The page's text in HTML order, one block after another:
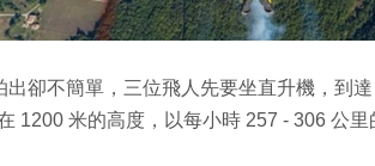
出卻不簡單，三位飛人先要坐直升機，到
1200 米的高度，以每小時 257 - 306 公